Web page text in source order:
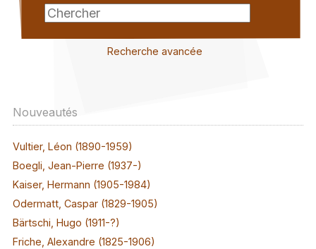
Recherche avancée
Nouveautés
Vultier, Léon (1890-1959)
Boegli, Jean-Pierre (1937-)
Kaiser, Hermann (1905-1984)
Odermatt, Caspar (1829-1905)
Bärtschi, Hugo (1911-?)
Friche, Alexandre (1825-1906)